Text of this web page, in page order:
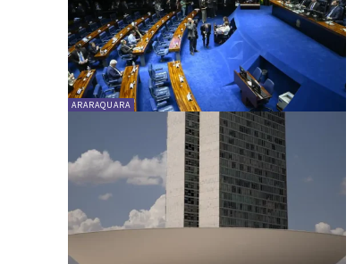
ARARAQUARA